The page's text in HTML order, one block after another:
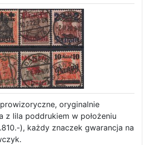
oryginalnie
z lila poddrukiem w położeniu
), każdy znaczek gwarancja na